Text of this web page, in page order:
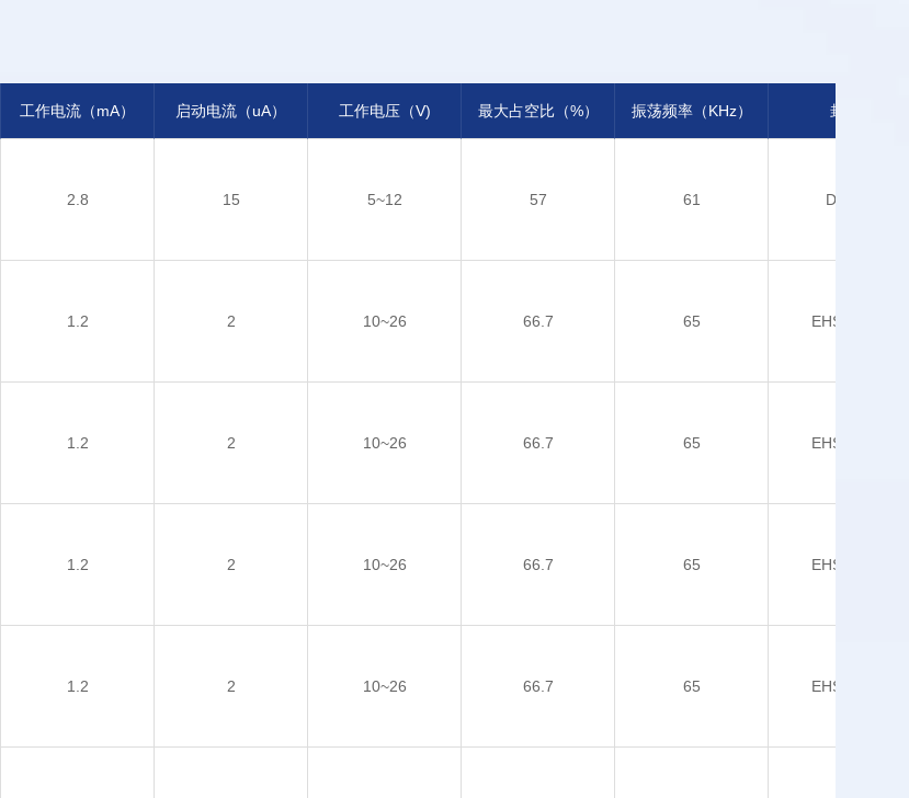
工作电流（mA） 启动电流（uA） 工作电压（V) 最大占空比（%） 振荡频率（KHz） 封装
2.8 15 5~12 57 61 DIP-8
1.2 2 10~26 66.7 65 EHSOP-5
1.2 2 10~26 66.7 65 EHSOP-5
1.2 2 10~26 66.7 65 EHSOP-5
1.2 2 10~26 66.7 65 EHSOP-5